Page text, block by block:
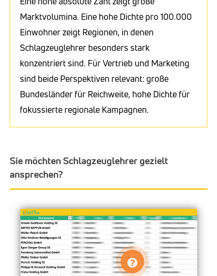
Marktvolumina. Eine hohe Dichte pro 100.000
Einwohner zeigt Regionen, in denen
Schlagzeuglehrer besonders stark
konzentriert sind. Für Vertrieb und Marketing
sind beide Perspektiven relevant: große
Bundesländer für Reichweite, hohe Dichte für
fokussierte regionale Kampagnen.
Sie möchten Schlagzeuglehrer gezielt
ansprechen?